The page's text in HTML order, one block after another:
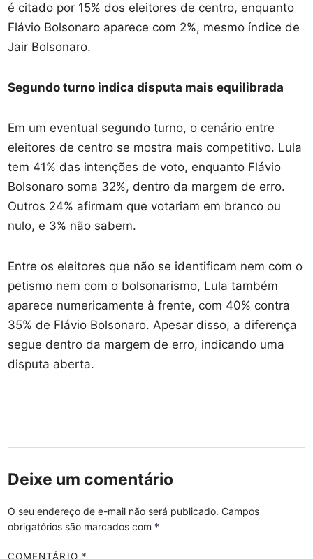
é citado por 15% dos eleitores de centro, enquanto
Flávio Bolsonaro aparece com 2%, mesmo índice de
Jair Bolsonaro.
Segundo turno indica disputa mais equilibrada
Em um eventual segundo turno, o cenário entre
eleitores de centro se mostra mais competitivo. Lula
tem 41% das intenções de voto, enquanto Flávio
Bolsonaro soma 32%, dentro da margem de erro.
Outros 24% afirmam que votariam em branco ou
nulo, e 3% não sabem.
Entre os eleitores que não se identificam nem com o
petismo nem com o bolsonarismo, Lula também
aparece numericamente à frente, com 40% contra
35% de Flávio Bolsonaro. Apesar disso, a diferença
segue dentro da margem de erro, indicando uma
disputa aberta.
Deixe um comentário
O seu endereço de e-mail não será publicado. Campos
obrigatórios são marcados com *
COMENTÁRIO *